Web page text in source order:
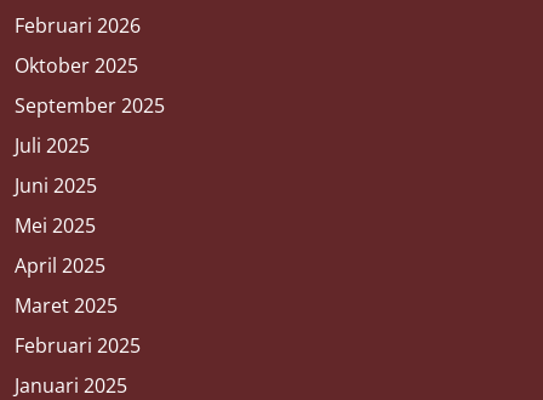
Februari 2026
Oktober 2025
September 2025
Juli 2025
Juni 2025
Mei 2025
April 2025
Maret 2025
Februari 2025
Januari 2025